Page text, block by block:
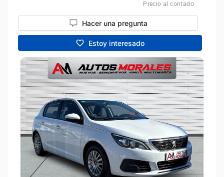
Precio al contado
Hacer una pregunta
Estoy interesado